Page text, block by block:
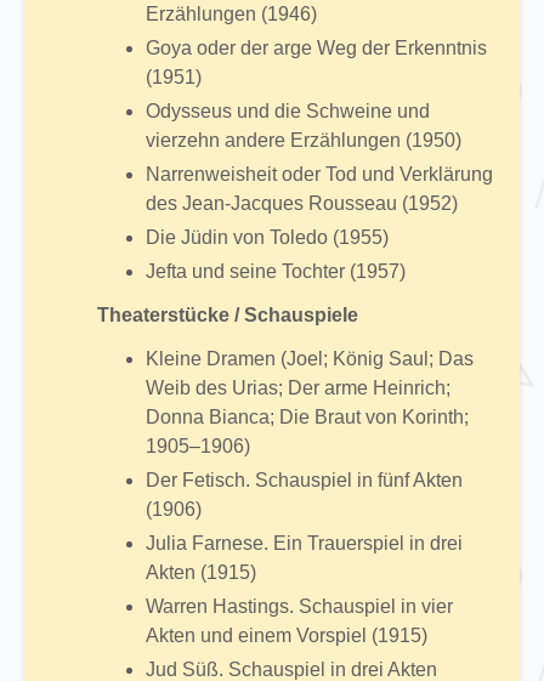
Erzählungen (1946)
Goya oder der arge Weg der Erkenntnis
(1951)
Odysseus und die Schweine und
vierzehn andere Erzählungen (1950)
Narrenweisheit oder Tod und Verklärung
des Jean-Jacques Rousseau (1952)
Die Jüdin von Toledo (1955)
Jefta und seine Tochter (1957)
Theaterstücke / Schauspiele
Kleine Dramen (Joel; König Saul; Das
Weib des Urias; Der arme Heinrich;
Donna Bianca; Die Braut von Korinth;
1905–1906)
Der Fetisch. Schauspiel in fünf Akten
(1906)
Julia Farnese. Ein Trauerspiel in drei
Akten (1915)
Warren Hastings. Schauspiel in vier
Akten und einem Vorspiel (1915)
Jud Süß. Schauspiel in drei Akten